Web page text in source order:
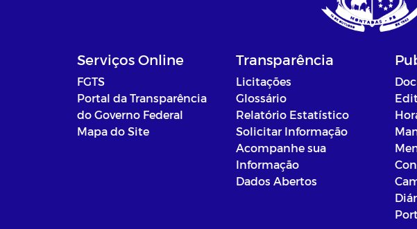
Serviços Online
FGTS
Portal da Transparência
do Governo Federal
Mapa do Site
Transparência
Licitações
Glossário
Relatório Estatístico
Solicitar Informação
Acompanhe sua
Informação
Dados Abertos